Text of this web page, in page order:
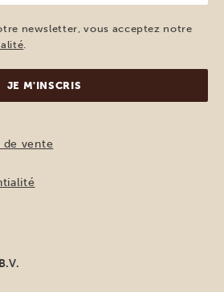
newsletter, vous acceptez notre
de vente